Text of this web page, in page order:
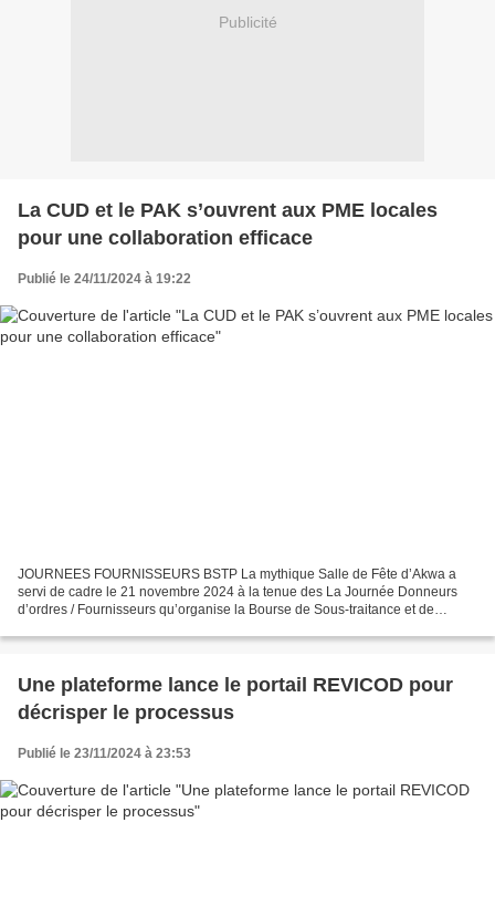
Publicité
La CUD et le PAK s’ouvrent aux PME locales
pour une collaboration efficace
Publié le 24/11/2024 à 19:22
JOURNEES FOURNISSEURS BSTP La mythique Salle de Fête d’Akwa a
servi de cadre le 21 novembre 2024 à la tenue des La Journée Donneurs
d’ordres / Fournisseurs qu’organise la Bourse de Sous-traitance et de
Une plateforme lance le portail REVICOD pour
décrisper le processus
Publié le 23/11/2024 à 23:53